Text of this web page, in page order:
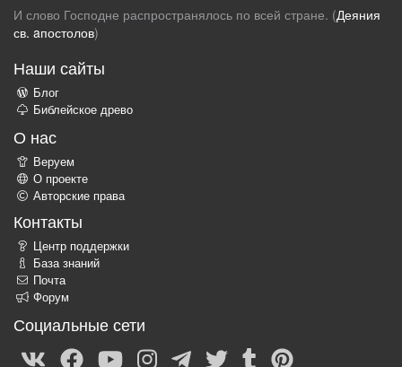
И слово Господне распространялось по всей стране. (Деяния
св. aпостолов)
Наши сайты
Блог
Библейское древо
О нас
Веруем
О проекте
Авторские права
Контакты
Центр поддержки
База знаний
Почта
Форум
Социальные сети